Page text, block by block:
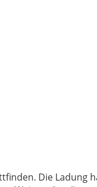
Die Ladung